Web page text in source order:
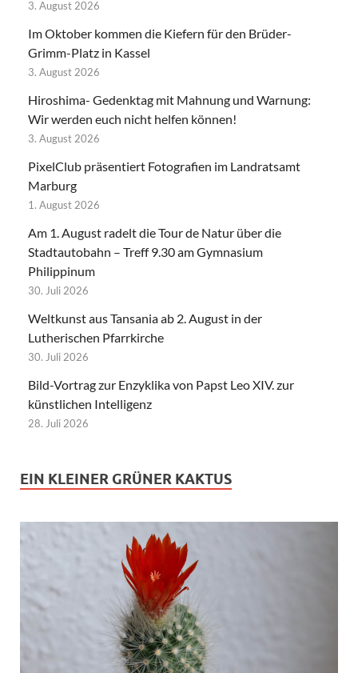
3. August 2026
Im Oktober kommen die Kiefern für den Brüder-
Grimm-Platz in Kassel
3. August 2026
Hiroshima- Gedenktag mit Mahnung und Warnung:
Wir werden euch nicht helfen können!
3. August 2026
PixelClub präsentiert Fotografien im Landratsamt
Marburg
1. August 2026
Am 1. August radelt die Tour de Natur über die
Stadtautobahn – Treff 9.30 am Gymnasium
Philippinum
30. Juli 2026
Weltkunst aus Tansania ab 2. August in der
Lutherischen Pfarrkirche
30. Juli 2026
Bild-Vortrag zur Enzyklika von Papst Leo XIV. zur
künstlichen Intelligenz
28. Juli 2026
EIN KLEINER GRÜNER KAKTUS